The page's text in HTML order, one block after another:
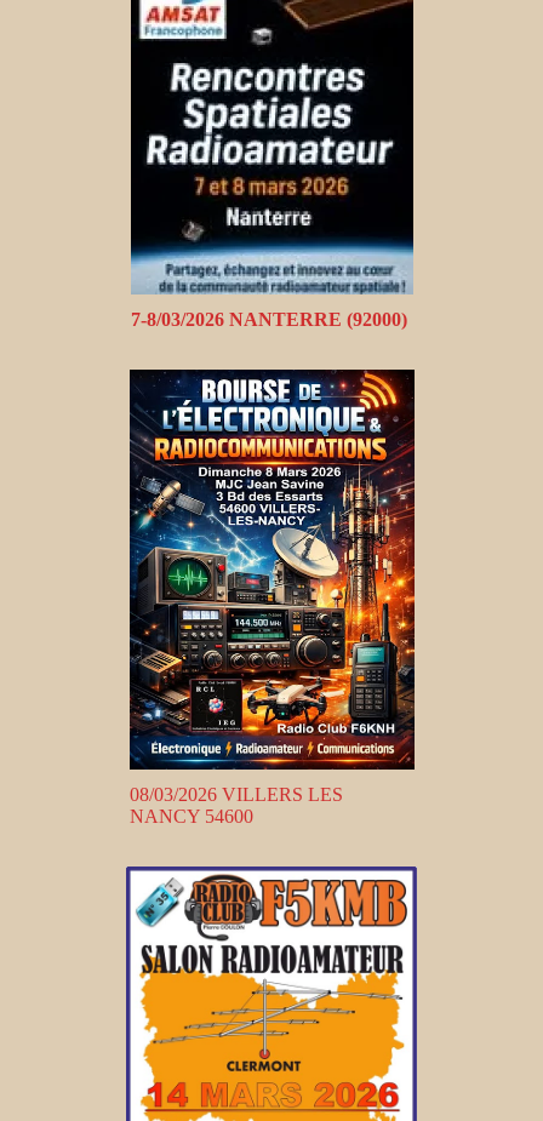
7-8/03/2026 NANTERRE (92000)
08/03/2026 VILLERS LES
NANCY 54600